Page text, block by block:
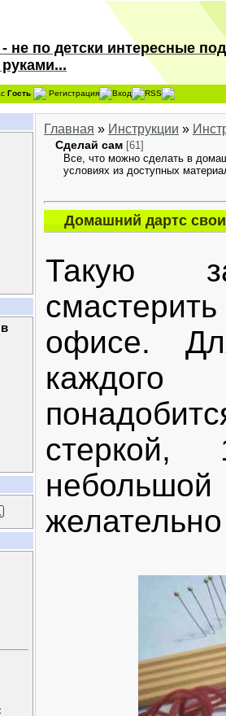
не по детски интересные
Гость Регистрация Вход RSS
Главная » Инструкции »
Сделай сам [61]
Все, что можно сделать в
условиях из доступных
Домашний дартс
Такую
офисе.
каждого